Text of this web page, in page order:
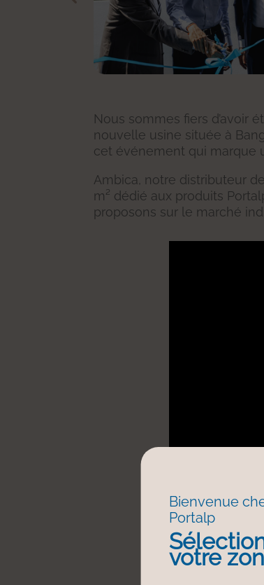
Nous sommes fiers d’avoir
nouvelle usine située à
cet événement qui marque
Ambica, notre distributeur
m² dédié aux produits
proposons sur le marché
Bienvenue
Portalp
votre